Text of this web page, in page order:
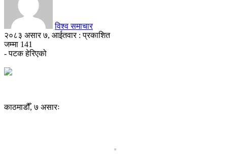
विश्व समाचार
२०८३ असार ७, आईतवार : प्रकाशित
जम्मा 141
- पटक हेरिएको
काठमाडौँ, ७ असारः